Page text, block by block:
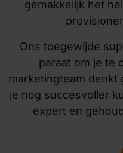
gemakkelijk het
Ons toegewijde
paraat om je te
marketingteam denkt
je nog succesvoller
expert en